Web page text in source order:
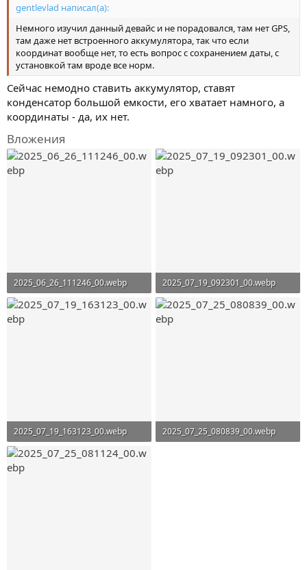
gentlevlad написал(а):
Немного изучил данный девайс и не порадовался, там нет GPS,
там даже нет встроенного аккумулятора, так что если
координат вообще нет, то есть вопрос с сохранением даты, с
установкой там вроде все норм.
Сейчас немодно ставить аккумулятор, ставят
конденсатор большой емкости, его хватает намного, а
координаты - да, их нет.
Вложения
2025_06_26_111246_00.webp
337,1 KB · Просмотры: 54
2025_07_19_092301_00.webp
480,6 KB · Просмотры: 52
2025_07_19_163123_00.webp
440,6 KB · Просмотры: 49
2025_07_25_080839_00.webp